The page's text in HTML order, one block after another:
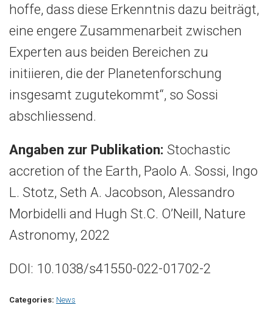
hoffe, dass diese Erkenntnis dazu beiträgt,
eine engere Zusammenarbeit zwischen
Experten aus beiden Bereichen zu
initiieren, die der Planetenforschung
insgesamt zugutekommt“, so Sossi
abschliessend.
Angaben zur Publikation: Stochastic
accretion of the Earth, Paolo A. Sossi, Ingo
L. Stotz, Seth A. Jacobson, Alessandro
Morbidelli and Hugh St.C. O’Neill, Nature
Astronomy, 2022
DOI: 10.1038/s41550-022-01702-2
Categories: News